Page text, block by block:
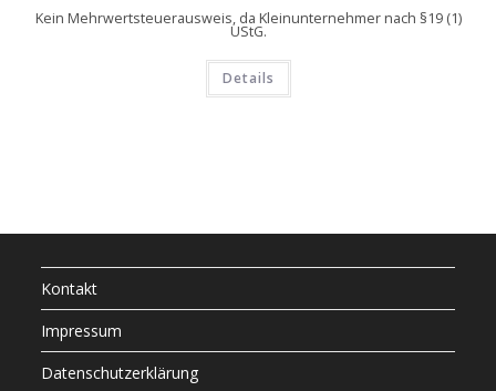
Kein Mehrwertsteuerausweis, da Kleinunternehmer nach §19 (1)
UStG.
Details
Kontakt
Impressum
Datenschutzerklärung